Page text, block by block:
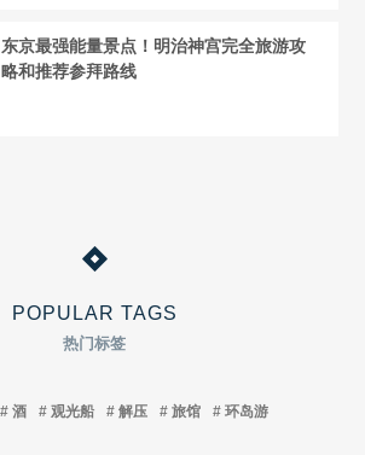
POPULAR TAGS
热门标签
酒 观光船 解压 旅馆 环岛游
东京最强能量景点！明治神宫完全旅游攻
略和推荐参拜路线